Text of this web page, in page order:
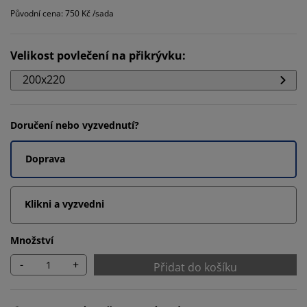
Původní cena: 750 Kč /sada
Velikost povlečení na přikrývku:
200x220
Doručení nebo vyzvednutí?
Doprava
Klikni a vyzvedni
Množství
- + Přidat do košíku